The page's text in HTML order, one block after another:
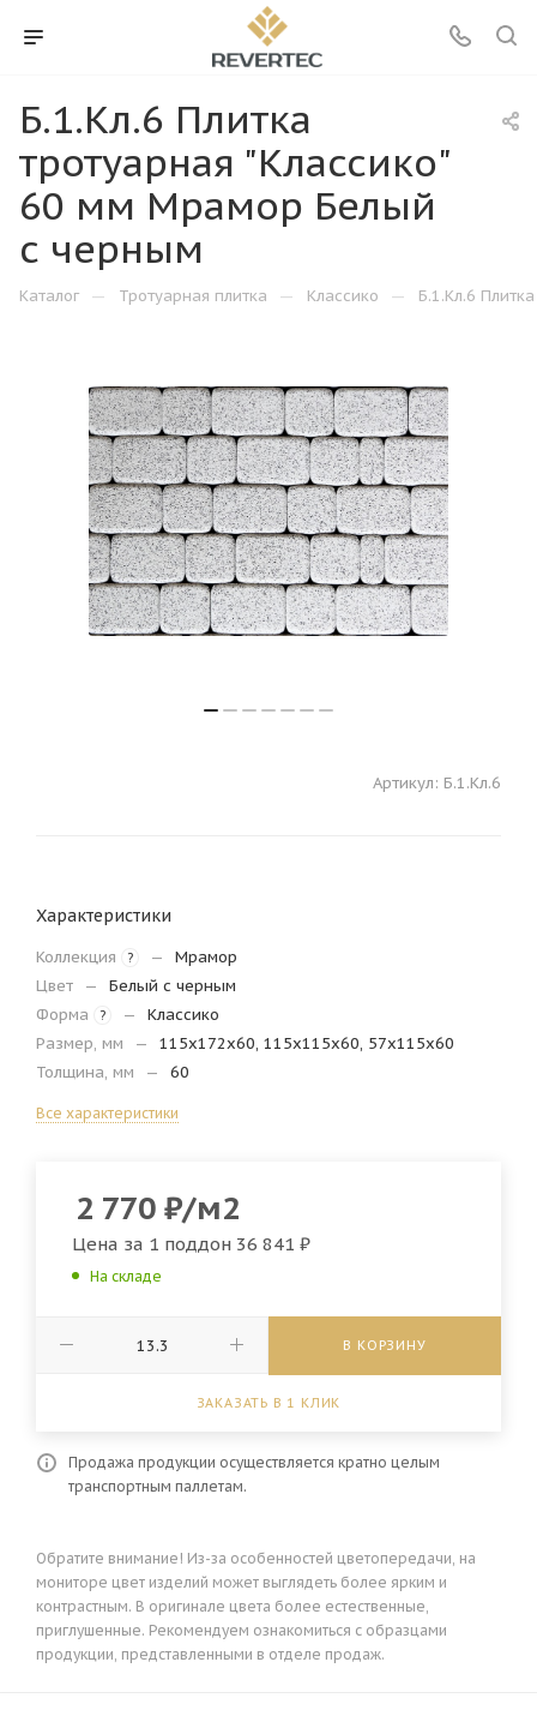
Б.1.Кл.6 Плитка
тротуарная "Классико"
60 мм Мрамор Белый
с черным
Каталог — Тротуарная плитка — Классико — Б.1.Кл.6
Артикул: Б.1.Кл.6
Характеристики
Коллекция ? —
Мрамор
Цвет
—
Белый с черным
Форма
? —
Классико
Размер, мм
—
115х172х60, 115х115х60, 57х115х60
Толщина, мм
— 60
Все характеристики
2 770 ₽/м2
Цена за 1 поддон 36 841 ₽
На складе
В КОРЗИНУ
ЗАКАЗАТЬ В 1 КЛИК
Продажа продукции осуществляется кратно целым
транспортным паллетам.
Обратите внимание! Из-за особенностей цветопередачи, на
мониторе цвет изделий может выглядеть более ярким и
контрастным. В оригинале цвета более естественные,
приглушенные. Рекомендуем ознакомиться с образцами
продукции, представленными в отделе продаж.